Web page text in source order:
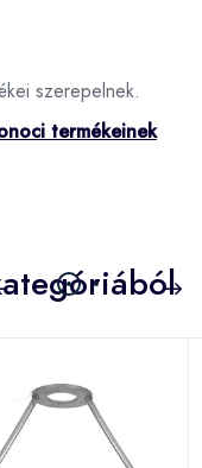
szerepelnek.
termékeinek